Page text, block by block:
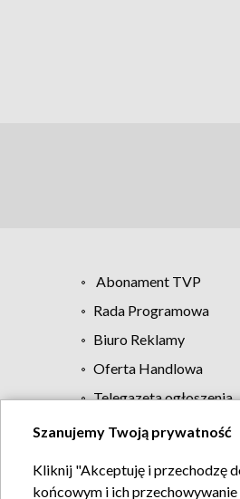
Abonament TVP
Rada Programowa
Biuro Reklamy
Oferta Handlowa
Telegazeta ogłoszenia
Szanujemy Twoją prywatność
Kliknij "Akceptuję i przechodzę
końcowym i ich